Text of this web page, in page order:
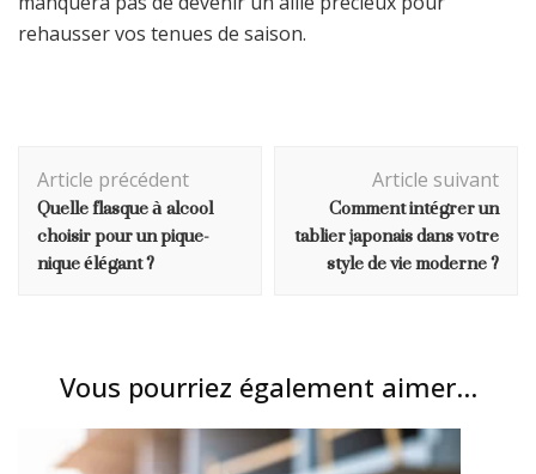
rehausser vos tenues de saison.
d'article
Article précédent
Quelle flasque à alcool
choisir pour un pique-
nique élégant ?
Article suivant
Comment intégrer un
tablier japonais dans votre
style de vie moderne ?
Vous pourriez également aimer...